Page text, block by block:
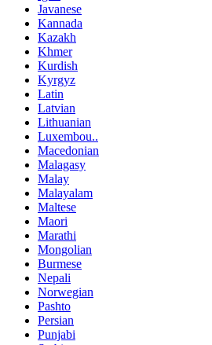
Javanese
Kannada
Kazakh
Khmer
Kurdish
Kyrgyz
Latin
Latvian
Lithuanian
Luxembou..
Macedonian
Malagasy
Malay
Malayalam
Maltese
Maori
Marathi
Mongolian
Burmese
Nepali
Norwegian
Pashto
Persian
Punjabi